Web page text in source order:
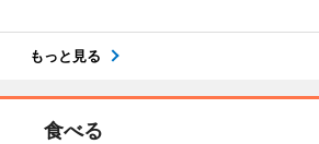
もっと見る
食べる